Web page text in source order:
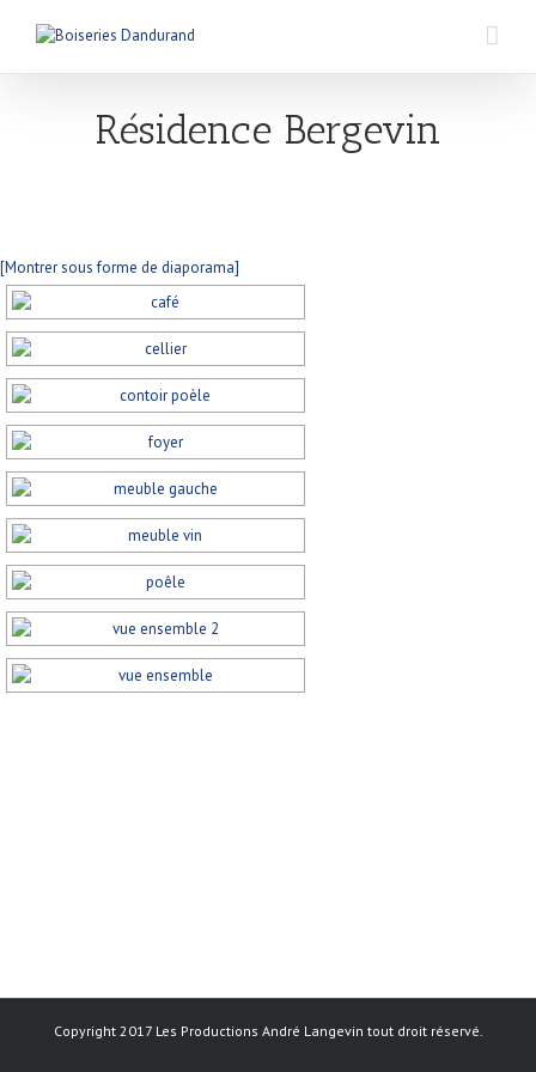
Résidence Bergevin
[Montrer sous forme de diaporama]
Copyright 2017 Les Productions André Langevin tout droit réservé.